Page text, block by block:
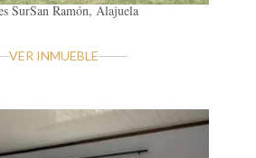
SurSan Ramón, Alajuela
VER INMUEBLE